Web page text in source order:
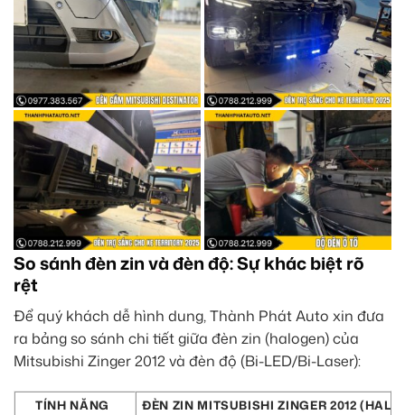
So sánh đèn zin và đèn độ: Sự khác biệt rõ
rệt
Để quý khách dễ hình dung, Thành Phát Auto xin đưa
ra bảng so sánh chi tiết giữa đèn zin (halogen) của
Mitsubishi Zinger 2012 và đèn độ (Bi-LED/Bi-Laser):
TÍNH NĂNG
ĐÈN ZIN MITSUBISHI ZINGER 2012